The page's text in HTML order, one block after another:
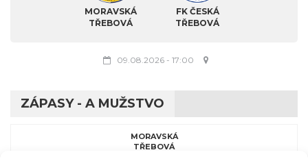
MORAVSKÁ
TŘEBOVÁ
FK ČESKÁ
TŘEBOVÁ
09.08.2026 - 17:00
ZÁPASY - A MUŽSTVO
MORAVSKÁ
TŘEBOVÁ